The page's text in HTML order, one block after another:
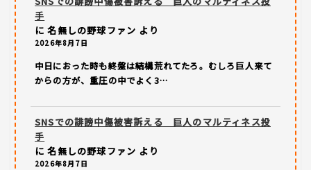
手
に名無しの野球ファン より
2026年8月7日
中日におった時も終盤は結構荒れてたろ。むしろ巨人来て
からの方が、重圧の中でよく3…
SNSでの誹謗中傷被害訴える 巨人のマルティネス投
手
に名無しの野球ファン より
2026年8月7日